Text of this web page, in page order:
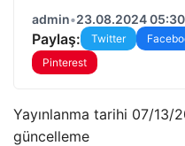
admin•23.08.2024 05:30
Paylaş: Twitter
Pinterest
Yayınlanma tarihi 07/13/
güncelleme